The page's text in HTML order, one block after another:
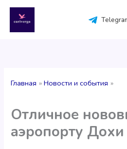
содержимому
Главная Новости и события
Отличное
аэропорту Дохи